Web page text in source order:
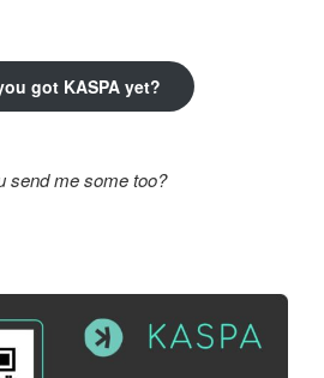
got KASPA yet?
send me some too?